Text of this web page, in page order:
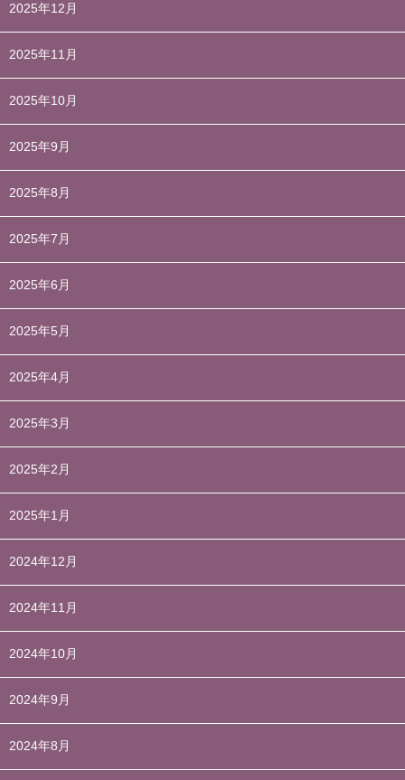
2025年12月
2025年11月
2025年10月
2025年9月
2025年8月
2025年7月
2025年6月
2025年5月
2025年4月
2025年3月
2025年2月
2025年1月
2024年12月
2024年11月
2024年10月
2024年9月
2024年8月